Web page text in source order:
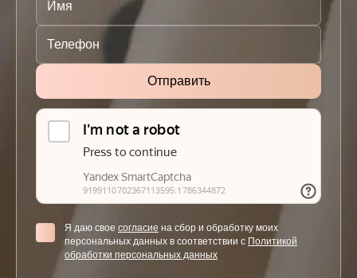
Я даю свое согласие на сбор и обработку моих
персональных данных в соответствии с Политикой
обработки персональных данных